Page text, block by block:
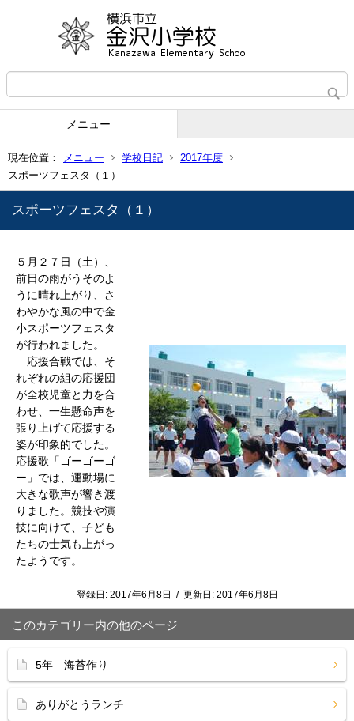
メニュー
現在位置： メニュー 学校日記
2017年度
スポーツフェスタ（１）
スポーツフェスタ（１）
５月２７日（土）、
前日の雨がうそのよ
うに晴れ上がり、さ
わやかな風の中で金
小スポーツフェスタ
が行われました。
応援合戦では、そ
れぞれの組の応援団
が全校児童と力を合
わせ、一生懸命声を
張り上げて応援する
姿が印象的でした。
応援歌「ゴーゴーゴ
ー」では、運動場に
大きな歌声が響き渡
りました。競技や演
技に向けて、子ども
たちの士気も上がっ
たようです。
登録日: 2017年6月8日 / 更新日: 2017年6月8日
このカテゴリー内の他のページ
5年 海苔作り
ありがとうランチ